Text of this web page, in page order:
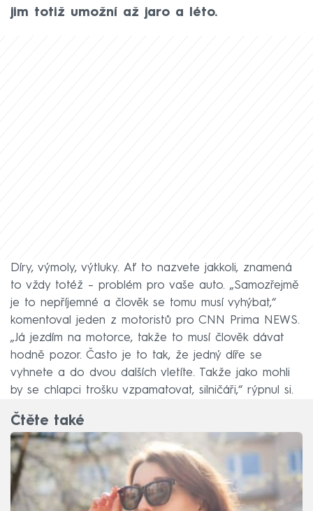
jim totiž umožní až jaro a léto.
Díry, výmoly, výtluky. Ať to nazvete jakkoli, znamená
to vždy totéž – problém pro vaše auto. „Samozřejmě
je to nepříjemné a člověk se tomu musí vyhýbat,“
komentoval jeden z motoristů pro CNN Prima NEWS.
„Já jezdím na motorce, takže to musí člověk dávat
hodně pozor. Často je to tak, že jedný díře se
vyhnete a do dvou dalších vletíte. Takže jako mohli
by se chlapci trošku vzpamatovat, silničáři,“ rýpnul si.
Čtěte také